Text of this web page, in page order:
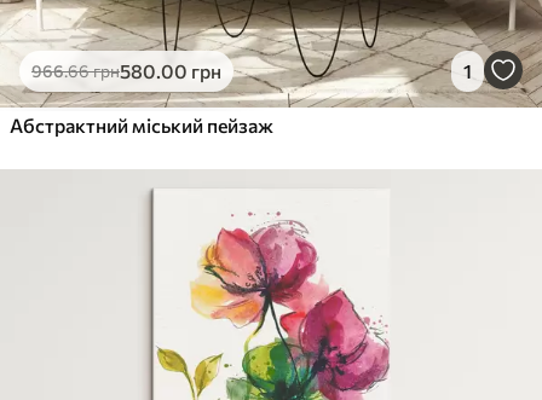
Еко-Преміум
.00 грн
✓Яскраві, насичені кольори
Поверхня з текстурою полотна
Екологічний матеріал
966.66грн580.00 грн 1
Абстрактний міський пейзаж